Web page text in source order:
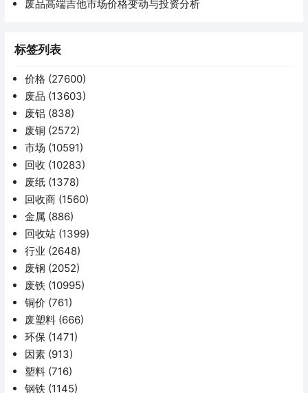
废品高端吉他市场价格变动与投资分析
标签列表
价格 (27600)
废品 (13603)
废铝 (838)
废铜 (2572)
市场 (10591)
回收 (10283)
废纸 (1378)
回收商 (1560)
金属 (886)
回收站 (1399)
行业 (2648)
废钢 (2052)
废铁 (10995)
铜价 (761)
废塑料 (666)
环保 (1471)
因素 (913)
塑料 (716)
钢铁 (1145)